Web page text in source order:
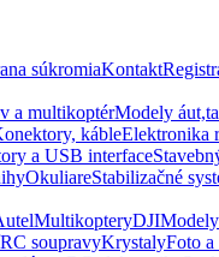
súkromiaKontakt
a multikoptérModely
kábleElektronika
a USB interface
OkuliareStabilizačné
MultikopteryDJI
RC soupravyKrystalyFoto